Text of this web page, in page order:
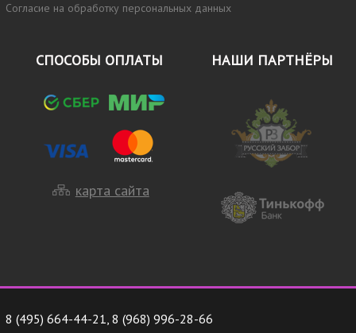
Согласие на обработку персональных данных
СПОСОБЫ ОПЛАТЫ
карта сайта
НАШИ ПАРТНЁРЫ
8 (495) 664-44-21, 8 (968) 996-28-66